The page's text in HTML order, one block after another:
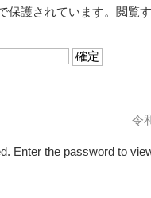
保護されています。閲覧
令
Enter the password to